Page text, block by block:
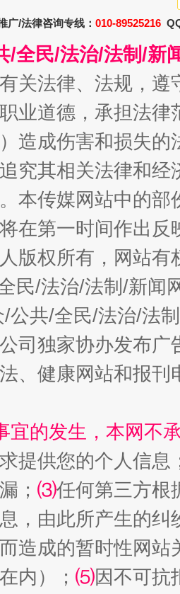
键词
魏明亮
生
罪" "炒
广/法律咨询专线： 010-89525216
/全民/法治/法制/新
关法律、法规，
业道德，承担法
造成伤害和损失
究其相关法律和
本传媒网站中的
在第一时间作出
版权所有，网站
民/法治/法制/新闻
公共/全民/法治/法
公司独家协办发布
、健康网站和报
宜的发生，本网不
提供您的个人信息
； ⑶任何第三方根
，由此所产生的纠
造成的暂时性网
内）； ⑸因不可抗